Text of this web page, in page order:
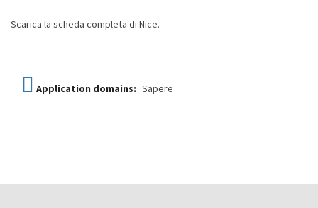
Scarica la scheda completa di Nice.
Application domains: Sapere